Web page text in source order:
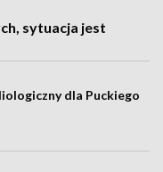
sytuacja jest
dla Puckiego